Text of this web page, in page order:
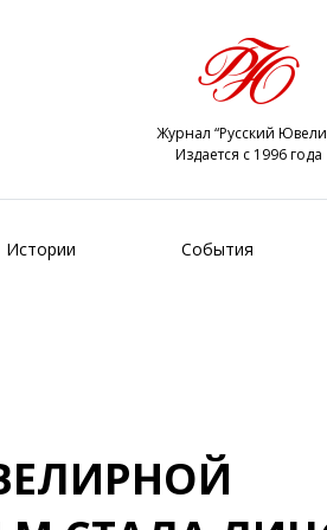
Журнал “Русский
Издается с 1996 года
Истории События